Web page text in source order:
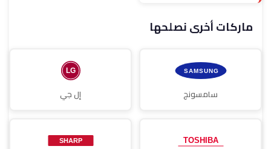
ماركات أخرى نصلحها
سامسونج إل جي